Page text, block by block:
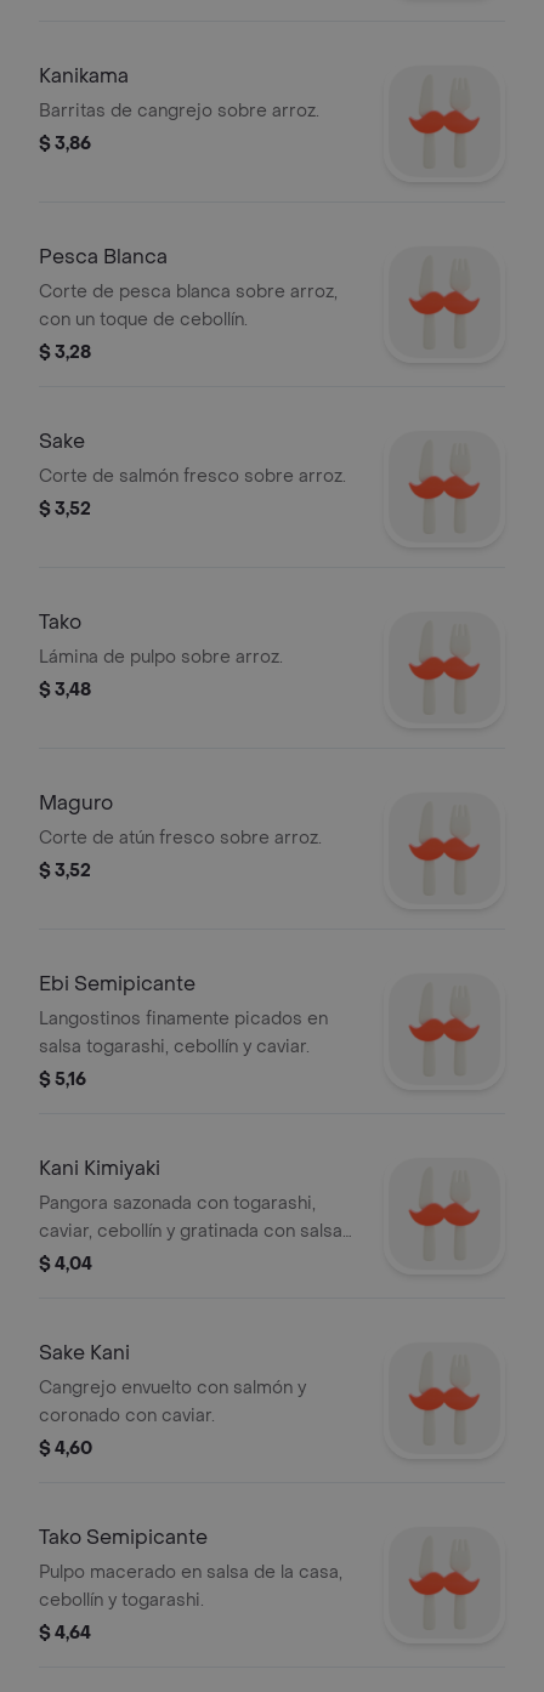
Kanikama
Barritas de cangrejo sobre arroz.
$ 3,86
Pesca Blanca
Corte de pesca blanca sobre arroz,
con un toque de cebollín.
$ 3,28
Sake
Corte de salmón fresco sobre arroz.
$ 3,52
Tako
Lámina de pulpo sobre arroz.
$ 3,48
Maguro
Corte de atún fresco sobre arroz.
$ 3,52
Ebi Semipicante
Langostinos finamente picados en
salsa togarashi, cebollín y caviar.
$ 5,16
Kani Kimiyaki
Pangora sazonada con togarashi,
caviar, cebollín y gratinada con salsa
de la casa.
$ 4,04
Sake Kani
Cangrejo envuelto con salmón y
coronado con caviar.
$ 4,60
Tako Semipicante
Pulpo macerado en salsa de la casa,
cebollín y togarashi.
$ 4,64